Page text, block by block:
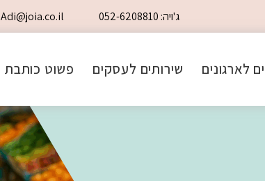
ג'ויה: 052-6208810 Adi@joia.co.il
לארגונים שירותים לעסקים פשוט כותבת